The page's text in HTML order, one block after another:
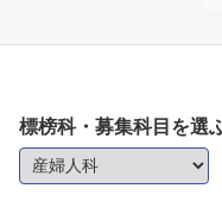
標榜科・募集科目を選